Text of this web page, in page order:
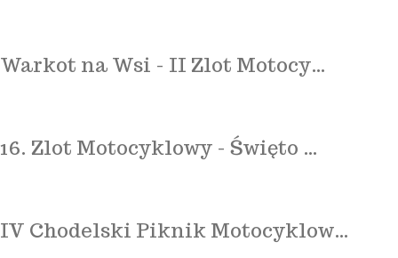
Warkot na Wsi - II Zlot Motocy…
16. Zlot Motocyklowy - Święto …
IV Chodelski Piknik Motocyklow…